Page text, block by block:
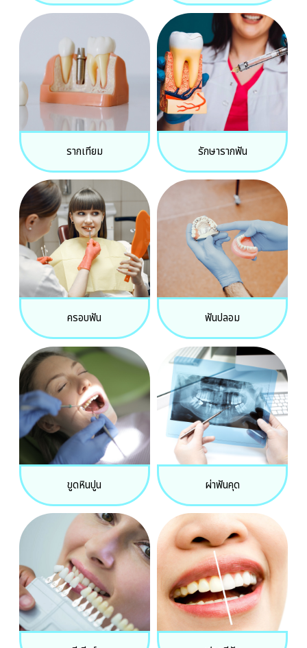
รากเทียม รักษารากฟัน
ครอบฟัน ฟันปลอม
ขูดหินปูน ผ่าฟันคุด